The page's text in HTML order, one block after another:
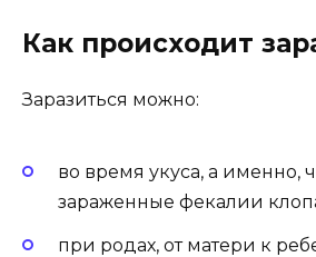
Как происходит
Заразиться можно:
во время укуса, а именно,
зараженные фекалии
при родах, от матери к